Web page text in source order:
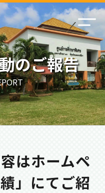
のご報告
はホームペ
」にてご紹